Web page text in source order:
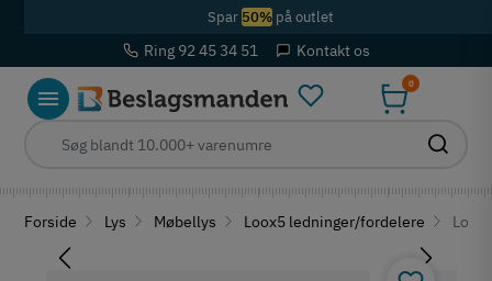
Spar 50%på outlet
Ring 92 45 34 51 Kontakt os
0
Forside Lys Møbellys Loox5 ledninger/fordelere